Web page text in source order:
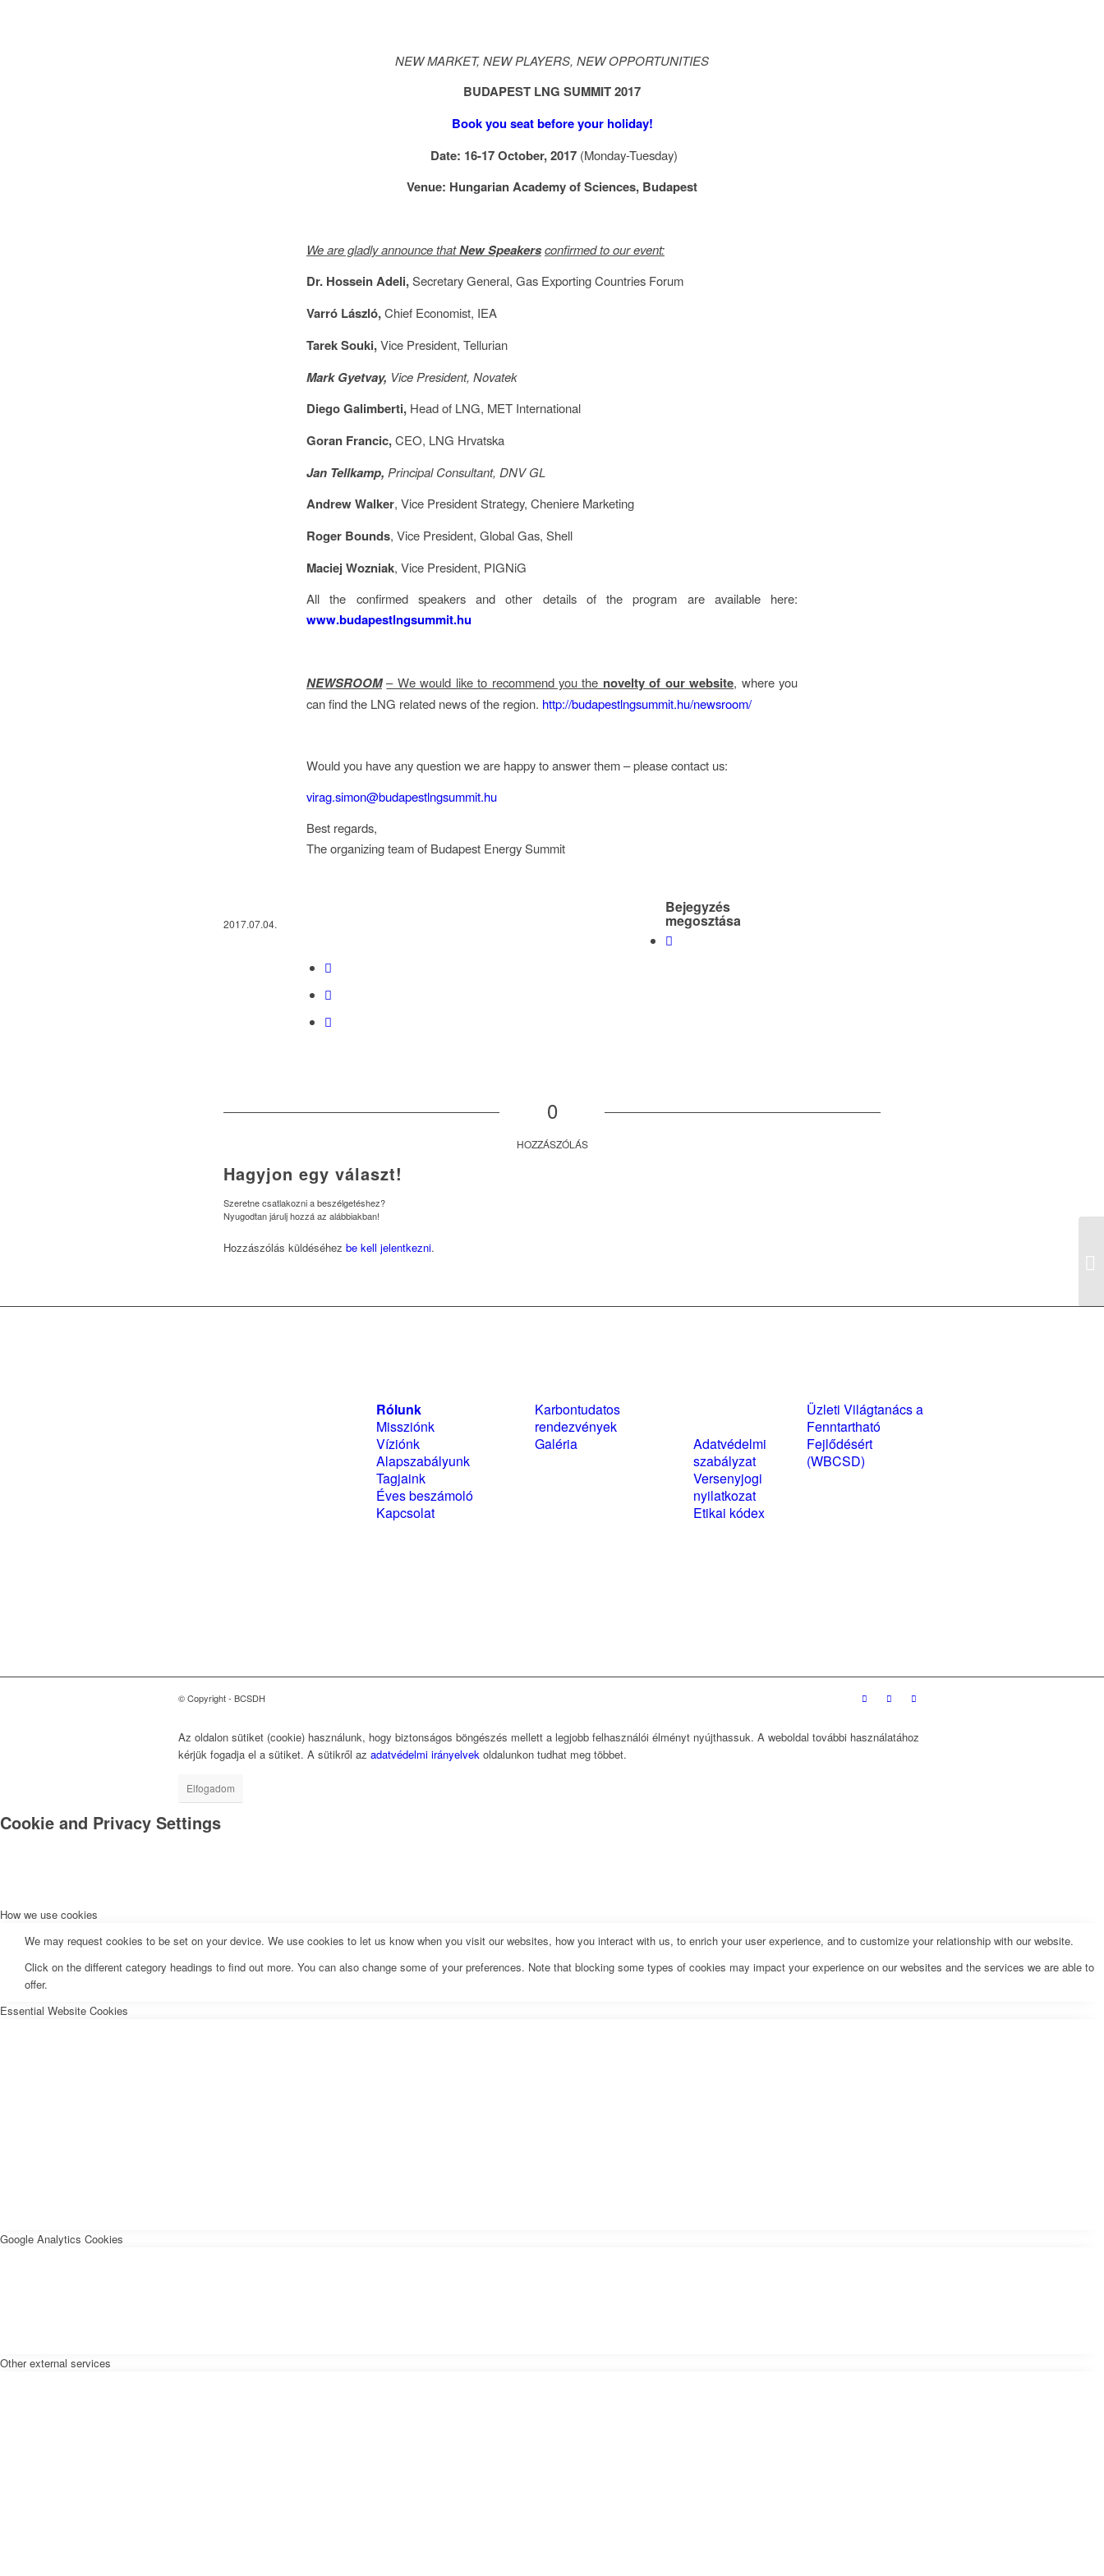
NEW MARKET, NEW PLAYERS, NEW OPPORTUNITIES
BUDAPEST LNG SUMMIT2017
Book you seatbefore your holiday!
Date: 16-17 October, 2017 (Monday-Tuesday)
Venue: Hungarian Academy of Sciences, Budapest
We are gladly announce thatNew Speakersconfirmed to our event:
Dr. Hossein Adeli,Secretary General, Gas Exporting Countries Forum
Varró László,Chief Economist, IEA
Tarek Souki,Vice President, Tellurian
Mark Gyetvay, Vice President, Novatek
Diego Galimberti, Head of LNG, MET International
Goran Francic,CEO, LNG Hrvatska
Jan Tellkamp, Principal Consultant, DNV GL
Andrew Walker, Vice President Strategy, Cheniere Marketing
Roger Bounds, Vice President, Global Gas, Shell
Maciej Wozniak, Vice President, PIGNiG
All the confirmed speakers and other details of the program are available here:
www.budapestlngsummit.hu
NEWSROOM – We would like to recommend you the novelty of our website, where you
can find the LNG related news of the region. http://budapestlngsummit.hu/newsroom/
Would you have any question we are happy to answer them – please contact us:
virag.simon@budapestlngsummit.hu
Best regards,
The organizing team of Budapest Energy Summit
2017.07.04.
Bejegyzés
megosztása
0
HOZZÁSZÓLÁS
Hagyjon egy választ!
Szeretne csatlakozni a beszélgetéshez?
Nyugodtan járulj hozzá az alábbiakban!
Hozzászólás küldéséhez be kell jelentkezni.
Rólunk
Missziónk
Víziónk
Alapszabályunk
Tagjaink
Éves beszámoló
Kapcsolat
Karbontudatos
rendezvények
Galéria
Adatvédelmi
szabályzat
Versenyjogi
nyilatkozat
Etikai kódex
Üzleti Világtanács a
Fenntartható
Fejlődésért
(WBCSD)
© Copyright - BCSDH
Az oldalon sütiket (cookie) használunk, hogy biztonságos böngészés mellett a legjobb felhasználói élményt nyújthassuk. A weboldal további használatához
kérjük fogadja el a sütiket. A sütikről az adatvédelmi irányelvek oldalunkon tudhat meg többet.
Elfogadom
Cookie and Privacy Settings
How we use cookies
We may request cookies to be set on your device. We use cookies to let us know when you visit our websites, how you interact with us, to enrich your user experience, and to customize your relationship with our website.
Click on the different category headings to find out more. You can also change some of your preferences. Note that blocking some types of cookies may impact your experience on our websites and the services we are able to
offer.
Essential Website Cookies
Google Analytics Cookies
Other external services